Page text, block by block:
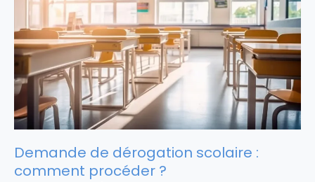
Demande de dérogation scolaire :
comment procéder ?